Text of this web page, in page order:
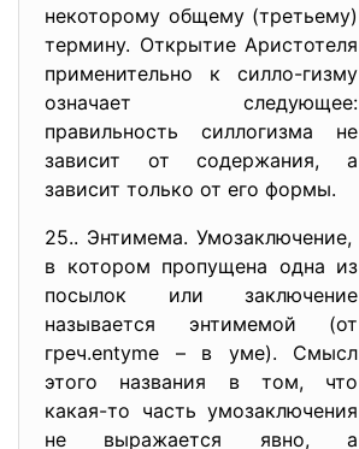
некоторому общему (третьему)
термину. Открытие Аристотеля
применительно к силло-гизму
означает следующее:
правильность силлогизма не
зависит от содержания, а
зависит только от его формы.
25.. Энтимема. Умозаключение,
в котором пропущена одна из
посылок или заключение
называется энтимемой (от
греч.entyme – в уме). Смысл
этого названия в том, что
какая-то часть умозаключения
не выражается явно, а